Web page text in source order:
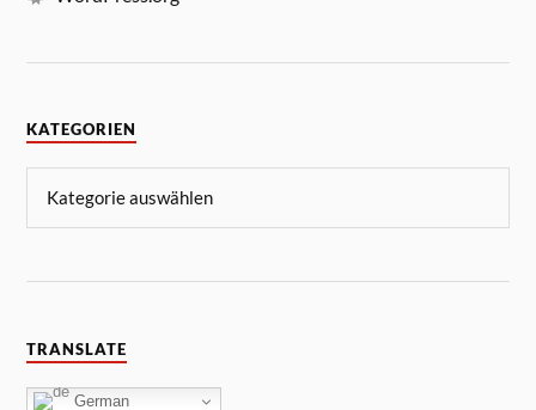
KATEGORIEN
TRANSLATE
German